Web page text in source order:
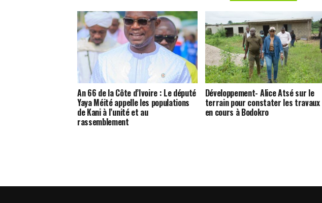
An 66 de la Côte d’Ivoire : Le député
Yaya Méité appelle les populations
de Kani à l’unité et au
rassemblement
Développement- Alice Atsé sur le
terrain pour constater les travaux
en cours à Bodokro